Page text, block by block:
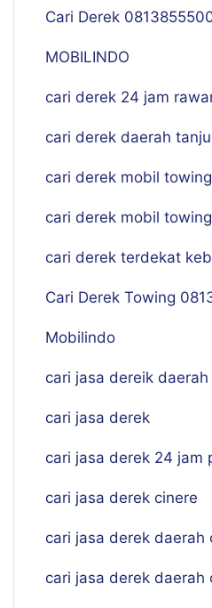
Cari Derek
MOBILINDO
cari derek 24 jam
cari derek daerah
cari derek mobil
cari derek mobil
cari derek terdekat
Cari Derek Towing
Mobilindo
cari jasa dereik
cari jasa derek
cari jasa derek 24 jam
cari jasa derek cinere
cari jasa derek daerah
cari jasa derek daerah